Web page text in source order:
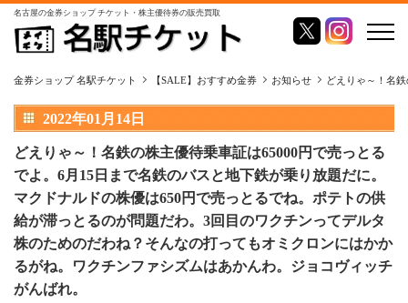
名古屋の金券ショップ チケット・株主優待券の販売買取
金券ショップ 名駅チケット 【SALE】おすすめ金券 お知らせ どえりゃ～！名
2022年01月14日
どえりゃ～！名鉄の株主優待乗車証は65000円で売っとる
でよ。6月15日まで名鉄のバスと地下鉄が乗り放題だに。
マクドナルドの株優は650円で売っとるでね。ポテトの供
給が滞っとるのが問題だわ。3回目のワクチンってデルタ
株のためのだわね？そんなの打ってもオミクロンにはかか
るがね。ワクチンファシズムはあかんわ。ジョコヴィッチ
がんばれ。